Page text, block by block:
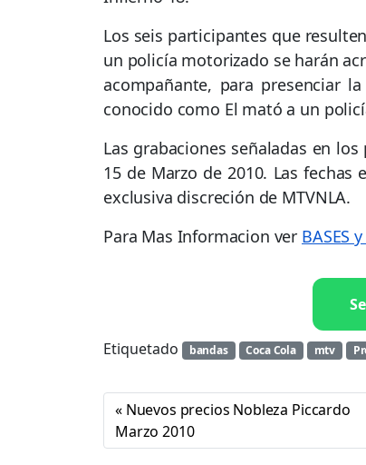
Los seis participantes que
un policía motorizado se harán
acompañante, para presenciar
conocido como El mató a un
Las grabaciones señaladas en
15 de Marzo de 2010. Las
exclusiva discreción de MTVNLA.
Para Mas Informacion ver BASES
Etiquetado bandas Coca Cola mtv
Nuevos precios Nobleza Piccardo
Marzo 2010